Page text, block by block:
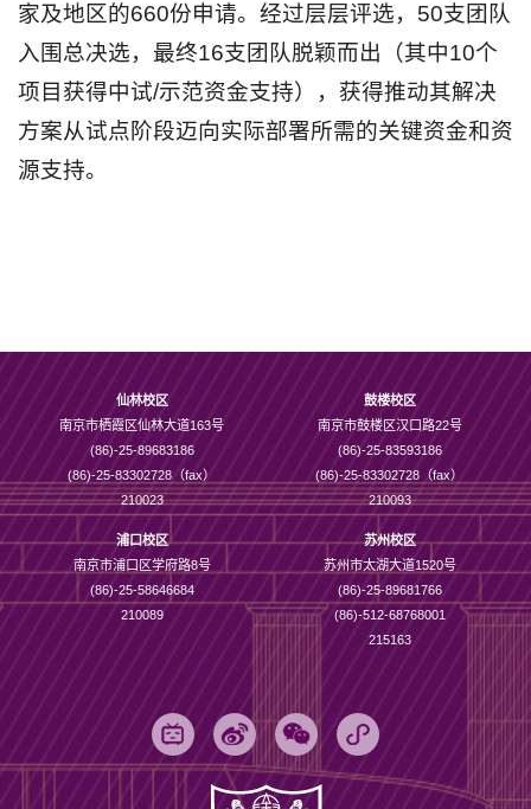
家及地区的660份申请。经过层层评选，50支团队
入围总决选，最终16支团队脱颖而出（其中10个
项目获得中试/示范资金支持），获得推动其解决
方案从试点阶段迈向实际部署所需的关键资金和资
源支持。
仙林校区
南京市栖霞区仙林大道163号
(86)-25-89683186
(86)-25-83302728（fax）
210023
鼓楼校区
南京市鼓楼区汉口路22号
(86)-25-83593186
(86)-25-83302728（fax）
210093
浦口校区
南京市浦口区学府路8号
(86)-25-58646684
210089
苏州校区
苏州市太湖大道1520号
(86)-25-89681766
(86)-512-68768001
215163